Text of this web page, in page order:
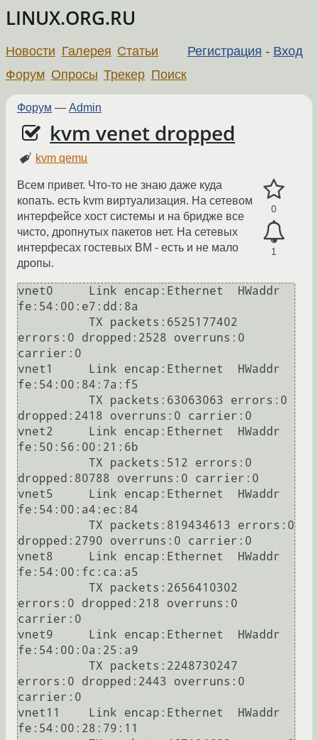
LINUX.ORG.RU
Регистрация - Вход
Новости Галерея Статьи
Форум Опросы Трекер Поиск
Форум — Admin
kvm venet dropped
kvm qemu
0
1
Всем привет. Что-то не знаю даже куда
копать. есть kvm виртуализация. На сетевом
интерфейсе хост системы и на бридже все
чисто, дропнутых пакетов нет. На сетевых
интерфесах гостевых ВМ - есть и не мало
дропы.
vnet0     Link encap:Ethernet  HWaddr
fe:54:00:e7:dd:8a
errors:0 dropped:2528 overruns:0
carrier:0
vnet1     Link encap:Ethernet  HWaddr
fe:54:00:84:7a:f5
dropped:2418 overruns:0 carrier:0
vnet2     Link encap:Ethernet  HWaddr
fe:50:56:00:21:6b
dropped:80788 overruns:0 carrier:0
vnet5     Link encap:Ethernet  HWaddr
fe:54:00:a4:ec:84
dropped:2790 overruns:0 carrier:0
vnet8     Link encap:Ethernet  HWaddr
fe:54:00:fc:ca:a5
errors:0 dropped:218 overruns:0
carrier:0
vnet9     Link encap:Ethernet  HWaddr
fe:54:00:0a:25:a9
errors:0 dropped:2443 overruns:0
carrier:0
vnet11    Link encap:Ethernet  HWaddr
fe:54:00:28:79:11